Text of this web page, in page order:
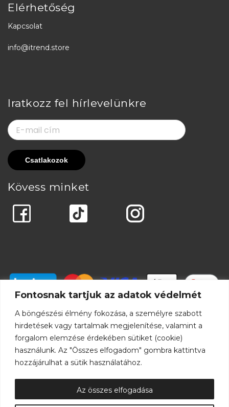
Fontosnak tartjuk az adatok védelmét
A böngészési élmény fokozása, a személyre szabott
hirdetések vagy tartalmak megjelenítése, valamint a
forgalom elemzése érdekében sütiket (cookie)
használunk. Az "Összes elfogadom" gombra kattintva
hozzájárulhat a sütik használatához.
Az összes elfogadása
Elérhetőség
Kapcsolat
info@itrend.store
Iratkozz fel hírlevelünkre
Kövess minket